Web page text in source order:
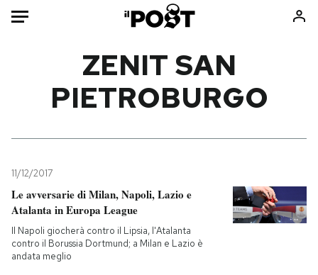
HOME
Mondo
Tecnologia
Internet
Cultura
Economia
Libri
Ok Boomer!
Europa
ZENIT SAN
PIETROBURGO
11/12/2017
Le avversarie di Milan, Napoli, Lazio e
Atalanta in Europa League
Il Napoli giocherà contro il Lipsia, l'Atalanta
contro il Borussia Dortmund; a Milan e Lazio è
andata meglio